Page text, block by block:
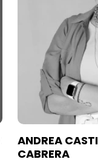
ANDREA
CABRERA